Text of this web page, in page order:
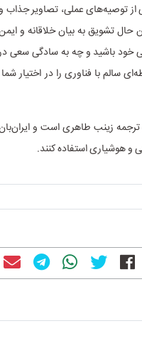
از توصیه‌های عملی، تصاویر جذاب و
حال تشویق به بیان خلاقانه و
خود باشید و چه به سادگی سعی
سالم با فناوری را در اختیار شما
زینب طاهری است و
و هوشیاری استفاده کنند.